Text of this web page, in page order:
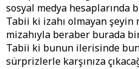
sosyal medya hesaplarında
Tabii ki izahı olmayan şeyin
mizahıyla beraber burada
Tabii ki bunun ilerisinde
sürprizlerle karşınıza